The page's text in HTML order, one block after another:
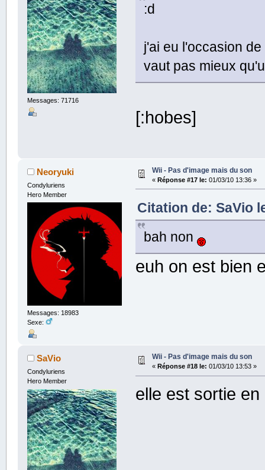
Messages: 71716
:d
j'ai eu l'occasion
vaut pas mieux
[:hobes]
Neoryuki
Condyluriens
Hero Member
Messages: 18983
Sexe:
Wii - Pas d'image mais du son
« Réponse #17 le: 01/03/10 13:36 »
Citation de: SaVio
bah non
euh on est bien
SaVio
Condyluriens
Hero Member
Wii - Pas d'image mais du son
« Réponse #18 le: 01/03/10 13:53 »
elle est sortie